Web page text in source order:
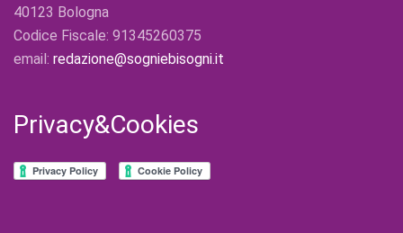
40123 Bologna
Codice Fiscale: 91345260375
email: redazione@sogniebisogni.it
Privacy&Cookies